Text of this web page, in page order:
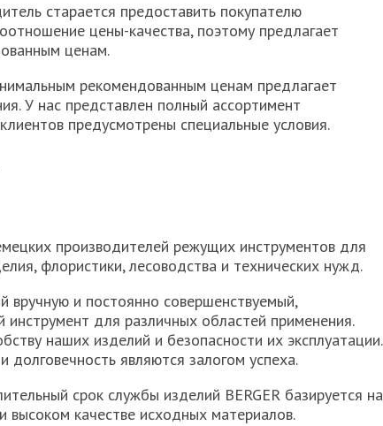
старается предоставить покупателю
цены-качества, поэтому предлагает
ценам.
рекомендованным ценам предлагает
У нас представлен полный ассортимент
предусмотрены специальные условия.
производителей режущих инструментов для
флористики, лесоводства и технических нужд.
и постоянно совершенствуемый,
для различных областей применения.
наших изделий и безопасности их эксплуатации.
являются залогом успеха.
срок службы изделий BERGER базируется на
высоком качестве исходных материалов.